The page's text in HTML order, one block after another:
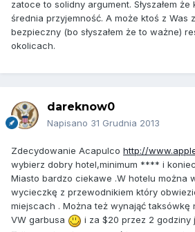
zatoce to solidny argument. Słyszałem
średnia przyjemność. A może ktoś z Was
bezpieczny (bo słyszałem że to ważne)
okolicach.
dareknow0
Napisano 31 Grudnia 2013
Zdecydowanie Acapulco http://
wybierz dobry hotel,minimum **** i
Miasto bardzo ciekawe .W hotelu można
wycieczkę z przewodnikiem który
miejscach . Można też wynająć taksówkę
VW garbusa
i za $20 przez 2 godziny